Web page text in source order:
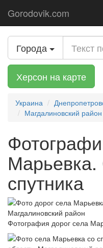
Gorodovik.com
Города
Херсон на карте
Украина
Магдалиновский район
спутника
Фотография дорог села